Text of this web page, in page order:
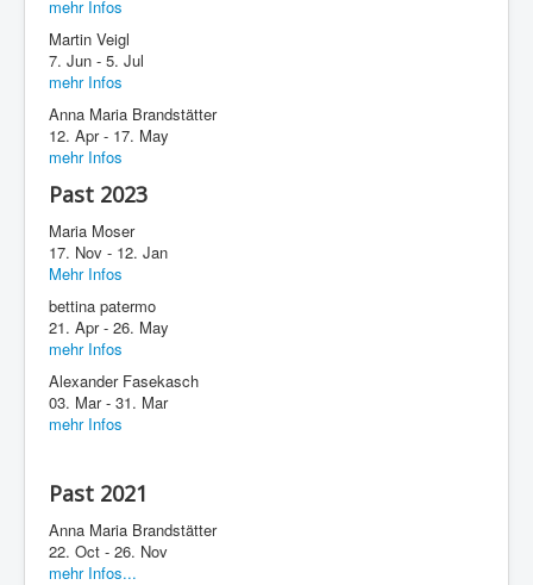
mehr Infos
Martin Veigl
7. Jun - 5. Jul
mehr Infos
Anna Maria Brandstätter
12. Apr - 17. May
mehr Infos
Past 2023
Maria Moser
17. Nov - 12. Jan
Mehr Infos
bettina patermo
21. Apr - 26. May
mehr Infos
Alexander Fasekasch
03. Mar - 31. Mar
mehr Infos
Past 2021
Anna Maria Brandstätter
22. Oct - 26. Nov
mehr Infos...